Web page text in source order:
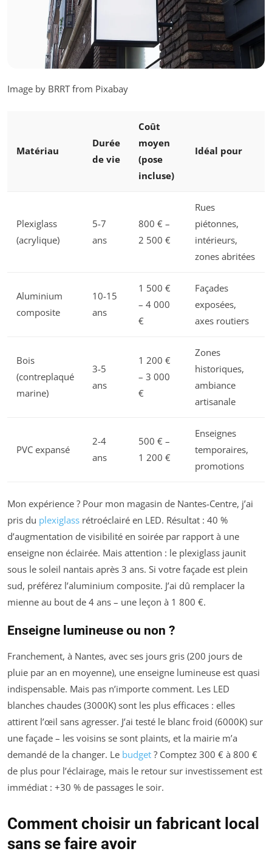
Image by BRRT from Pixabay
Matériau
Durée
de vie
Coût
moyen
(pose
incluse)
Idéal pour
Plexiglass
(acrylique)
5-7
ans
800 € –
2 500 €
Rues
piétonnes,
intérieurs,
zones abritées
Aluminium
composite
10-15
ans
1 500 €
– 4 000
€
Façades
exposées,
axes routiers
Bois
(contreplaqué
marine)
3-5
ans
1 200 €
– 3 000
€
Zones
historiques,
ambiance
artisanale
PVC expansé
2-4
ans
500 € –
1 200 €
Enseignes
temporaires,
promotions
Mon expérience ? Pour mon magasin de Nantes-Centre, j’ai
pris du plexiglass rétroéclairé en LED. Résultat : 40 %
d’augmentation de visibilité en soirée par rapport à une
enseigne non éclairée. Mais attention : le plexiglass jaunit
sous le soleil nantais après 3 ans. Si votre façade est plein
sud, préférez l’aluminium composite. J’ai dû remplacer la
mienne au bout de 4 ans – une leçon à 1 800 €.
Enseigne lumineuse ou non ?
Franchement, à Nantes, avec ses jours gris (200 jours de
pluie par an en moyenne), une enseigne lumineuse est quasi
indispensable. Mais pas n’importe comment. Les LED
blanches chaudes (3000K) sont les plus efficaces : elles
attirent l’œil sans agresser. J’ai testé le blanc froid (6000K) sur
une façade – les voisins se sont plaints, et la mairie m’a
demandé de la changer. Le budget ? Comptez 300 € à 800 €
de plus pour l’éclairage, mais le retour sur investissement est
immédiat : +30 % de passages le soir.
Comment choisir un fabricant local
sans se faire avoir